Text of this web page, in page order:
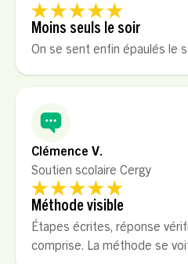
Moins seuls le soir
On se sent enfin épaulés le
Clémence V.
Soutien scolaire Cergy
Méthode visible
Étapes écrites, réponse
comprise. La méthode se